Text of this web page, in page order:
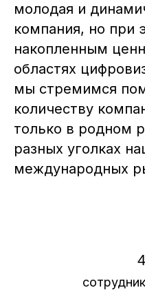
молодая и
компания, но при
накопленным
областях
мы стремимся
количеству
только в родном
разных уголках
международных